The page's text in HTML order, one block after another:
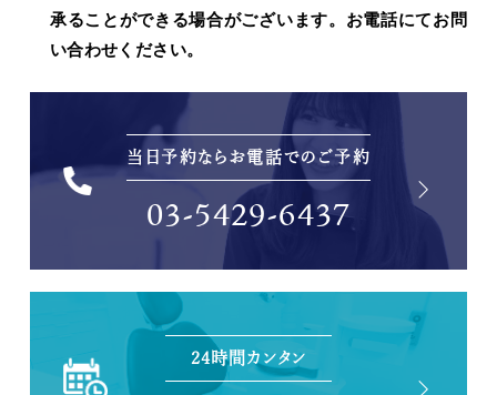
承ることができる場合がございます。お電話にてお問
い合わせください。
当日予約ならお電話でのご予約
03-5429-6437
24時間カンタン